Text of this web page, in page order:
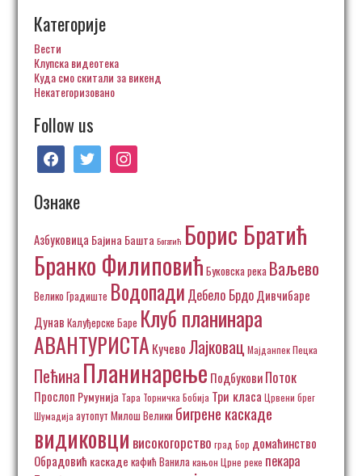
Категорије
Вести
Клупска видеотека
Куда смо скитали за викенд
Некатегоризовано
Follow us
facebooktwitter instagram
Ознаке
Азбуковица Бајина Башта Богатић Борис Братић
Бранко Филиповић Буковска река Ваљево
Велико Градиште Водопади Дебело БрдоДивчибаре
Дунав Калуђерске Баре Клуб планинара
АВАНТУРИСТА Кучево Лајковац Мајданпек Пецка
Пећина Планинарење ПодбуковиПоток
Прослоп Румунија Тара Торничка Бобија Три класа Црвени брег
Шумадија аутопут Милош Велики бигрене каскаде
видиковци високогорство град Бор домаћинство
Обрадовић каскаде кафић Ванила кањон Црне реке пекара